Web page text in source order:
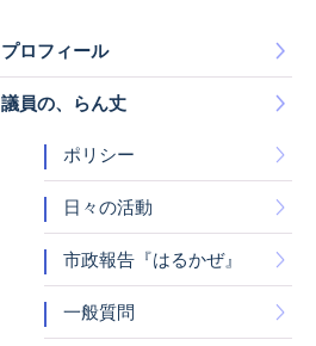
プロフィール
議員の、らん丈
ポリシー
日々の活動
市政報告『はるかぜ』
一般質問